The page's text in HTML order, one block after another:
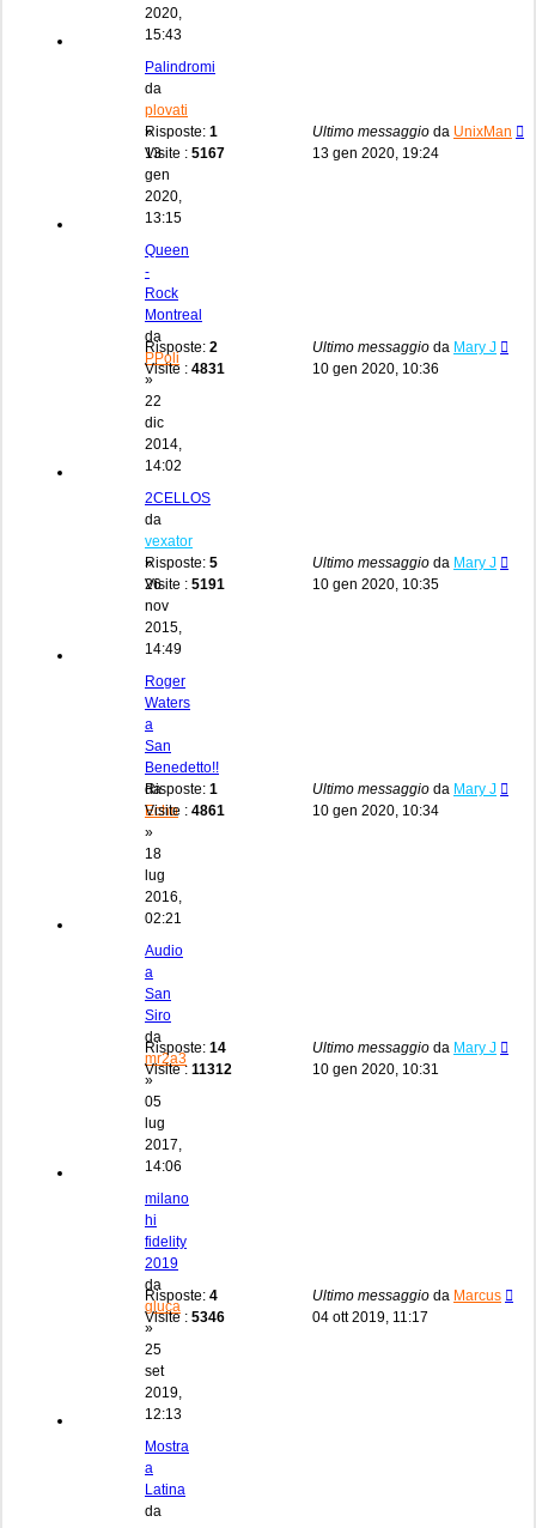
2020,
15:43
Palindromi
da
plovati
»
13
gen
2020,
13:15
Risposte: 1
Visite : 5167
Ultimo messaggio da UnixMan
13 gen 2020, 19:24
Queen
-
Rock
Montreal
da
PPoli
»
22
dic
2014,
14:02
Risposte: 2
Visite : 4831
Ultimo messaggio da Mary J
10 gen 2020, 10:36
2CELLOS
da
vexator
»
26
nov
2015,
14:49
Risposte: 5
Visite : 5191
Ultimo messaggio da Mary J
10 gen 2020, 10:35
Roger
Waters
a
San
Benedetto!!
da
Echo
»
18
lug
2016,
02:21
Risposte: 1
Visite : 4861
Ultimo messaggio da Mary J
10 gen 2020, 10:34
Audio
a
San
Siro
da
mr2a3
»
05
lug
2017,
14:06
Risposte: 14
Visite : 11312
Ultimo messaggio da Mary J
10 gen 2020, 10:31
milano
hi
fidelity
2019
da
gluca
»
25
set
2019,
12:13
Risposte: 4
Visite : 5346
Ultimo messaggio da Marcus
04 ott 2019, 11:17
Mostra
a
Latina
da